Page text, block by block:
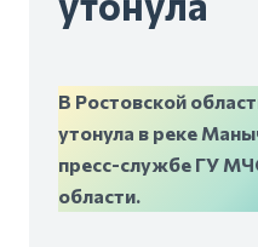
В Ростовской
утонула в реке
пресс-службе ГУ
области.